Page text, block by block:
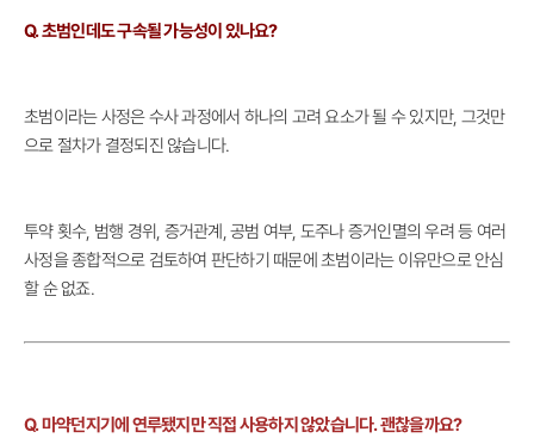
Q. 초범인데도 구속될 가능성이 있나요?
초범이라는 사정은 수사 과정에서 하나의 고려 요소가 될 수 있지만, 그것만
으로 절차가 결정되진 않습니다.
투약 횟수, 범행 경위, 증거관계, 공범 여부, 도주나 증거인멸의 우려 등 여러
사정을 종합적으로 검토하여 판단하기 때문에 초범이라는 이유만으로 안심
할 순 없죠.
Q. 마약던지기에 연루됐지만 직접 사용하지 않았습니다. 괜찮을까요?